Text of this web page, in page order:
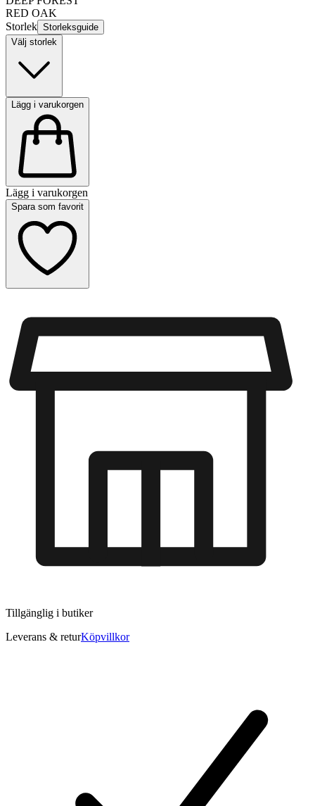
RED OAK
Storlek Storleksguide
Välj storlek
Lägg i varukorgen
Lägg i varukorgen
Spara som favorit
Tillgänglig i butiker
Leverans & returKöpvillkor